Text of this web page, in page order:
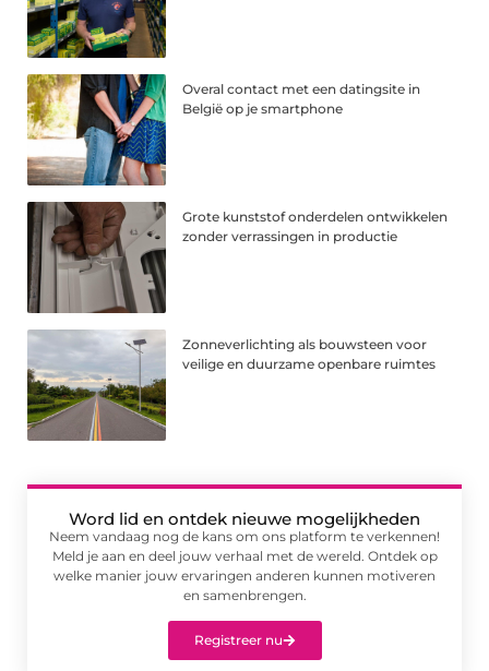
Overal contact met een datingsite in
België op je smartphone
Grote kunststof onderdelen ontwikkelen
zonder verrassingen in productie
Zonneverlichting als bouwsteen voor
veilige en duurzame openbare ruimtes
Word lid en ontdek nieuwe mogelijkheden
Neem vandaag nog de kans om ons platform te verkennen!
Meld je aan en deel jouw verhaal met de wereld. Ontdek op
welke manier jouw ervaringen anderen kunnen motiveren
en samenbrengen.
Registreer nu